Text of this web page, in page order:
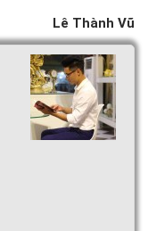
Lê Thành Vũ